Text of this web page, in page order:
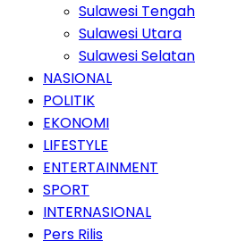
Sulawesi Tengah
Sulawesi Utara
Sulawesi Selatan
NASIONAL
POLITIK
EKONOMI
LIFESTYLE
ENTERTAINMENT
SPORT
INTERNASIONAL
Pers Rilis